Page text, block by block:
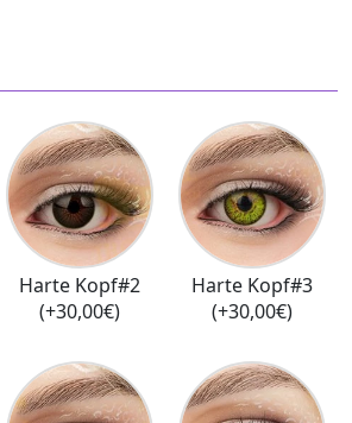
Harte Kopf#2
(+30,00€)
Harte Kopf#3
(+30,00€)